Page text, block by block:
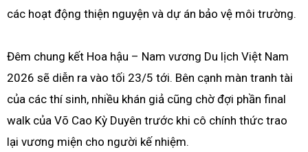
các hoạt động thiện nguyện và dự án bảo vệ môi trường.
Đêm chung kết Hoa hậu – Nam vương Du lịch Việt Nam
2026 sẽ diễn ra vào tối 23/5 tới. Bên cạnh màn tranh tài
của các thí sinh, nhiều khán giả cũng chờ đợi phần final
walk của Võ Cao Kỳ Duyên trước khi cô chính thức trao
lại vương miện cho người kế nhiệm.